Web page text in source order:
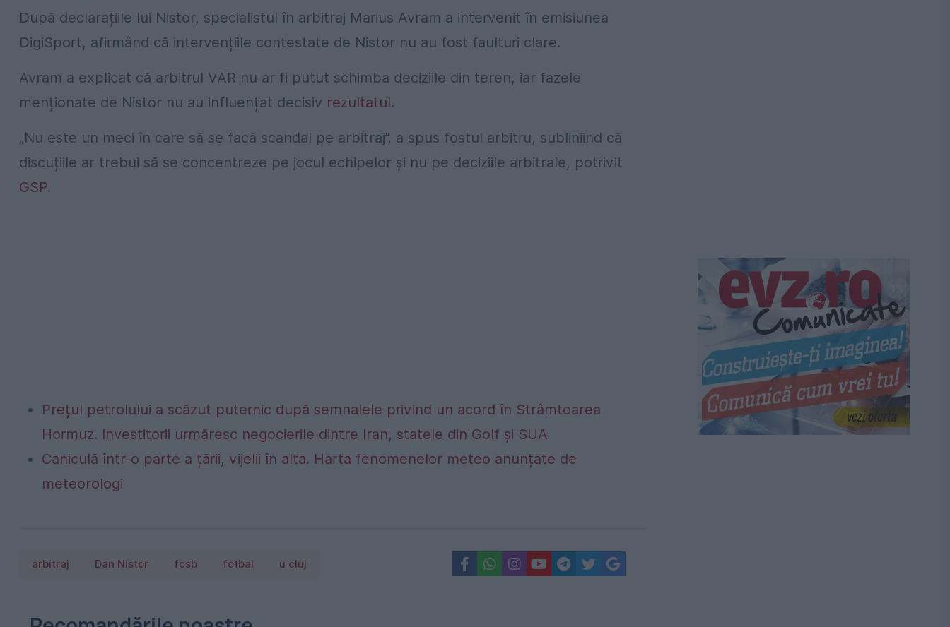
După declarațiile lui Nistor, specialistul în arbitraj Marius Avram a intervenit în emisiunea
DigiSport, afirmând că intervențiile contestate de Nistor nu au fost faulturi clare.
Avram a explicat că arbitrul VAR nu ar fi putut schimba deciziile din teren, iar fazele
menționate de Nistor nu au influențat decisiv rezultatul.
„Nu este un meci în care să se facă scandal pe arbitraj”, a spus fostul arbitru, subliniind că
discuțiile ar trebui să se concentreze pe jocul echipelor și nu pe deciziile arbitrale, potrivit
GSP.
Prețul petrolului a scăzut puternic după semnalele privind un acord în Strâmtoarea
Hormuz. Investitorii urmăresc negocierile dintre Iran, statele din Golf și SUA
Caniculă într-o parte a țării, vijelii în alta. Harta fenomenelor meteo anunțate de
meteorologi
arbitraj Dan Nistor fcsb fotbal u cluj